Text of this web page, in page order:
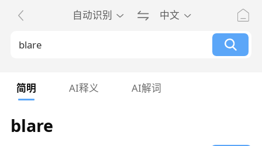
自动识别 中文
简明 AI释义 AI解词
blare